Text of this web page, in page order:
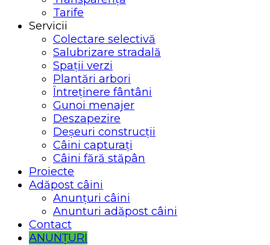
Tarife
Servicii
Colectare selectivă
Salubrizare stradală
Spații verzi
Plantări arbori
Întreținere fântâni
Gunoi menajer
Deszapezire
Deșeuri construcții
Câini capturați
Câini fără stăpân
Proiecte
Adăpost câini
Anunțuri câini
Anunturi adăpost câini
Contact
ANUNȚURI